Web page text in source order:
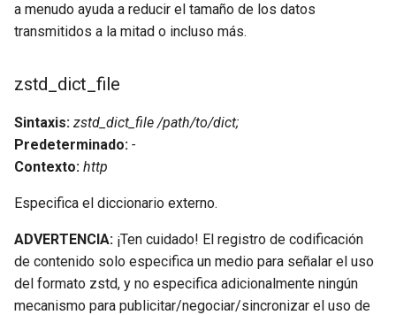
influx
injection
iputils
jit-uuid
jq
jsonrpc-batch
a menudo ayuda a reducir el tamaño de los datos
transmitidos a la mitad o incluso más.
zstd_dict_file
Sintaxis: zstd_dict_file /path/to/dict;
Predeterminado: -
Contexto: http
Especifica el diccionario externo.
ADVERTENCIA: ¡Ten cuidado! El registro de codificación
de contenido solo especifica un medio para señalar el uso
del formato zstd, y no especifica adicionalmente ningún
mecanismo para publicitar/negociar/sincronizar el uso de